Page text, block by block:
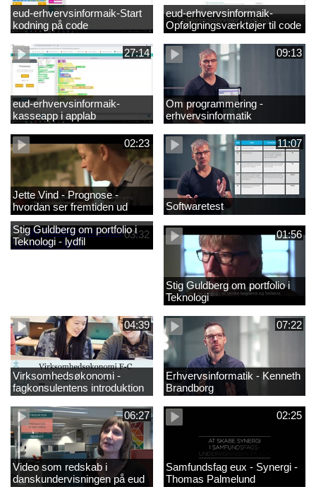
eud-erhvervsinformaik-Start
kodning på code
eud-erhvervsinformaik-
Opfølgningsværktøjer til code
27:14
eud-erhvervsinformaik-
kasseapp i applab
09:13
Om programmering -
erhvervsinformatik
02:23
Jette Vind - Prognose -
hvordan ser fremtiden ud
11:07
Softwaretest
03:32
Stig Guldberg om portfolio i
Teknologi - lydfil
01:56
Stig Guldberg om portfolio i
Teknologi
04:39
Virksomhedsøkonomi -
fagkonsulentens introduktion
til faget 2
07:22
Erhvervsinformatik - Kenneth
Brandborg
06:27
Video som redskab i
danskundervisningen på eud
02:25
Samfundsfag eux - Synergi -
Thomas Palmelund